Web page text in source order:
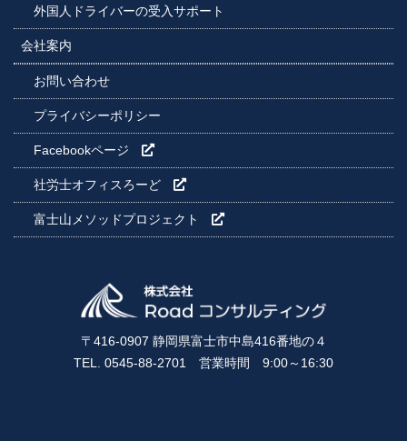
外国人ドライバーの受入サポート
会社案内
お問い合わせ
プライバシーポリシー
Facebookページ
社労士オフィスろーど
富士山メソッドプロジェクト
〒416-0907 静岡県富士市中島416番地の４
TEL. 0545-88-2701 営業時間 9:00～16:30